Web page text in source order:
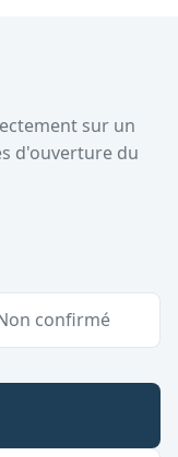
sur un
d'ouverture du
confirmé